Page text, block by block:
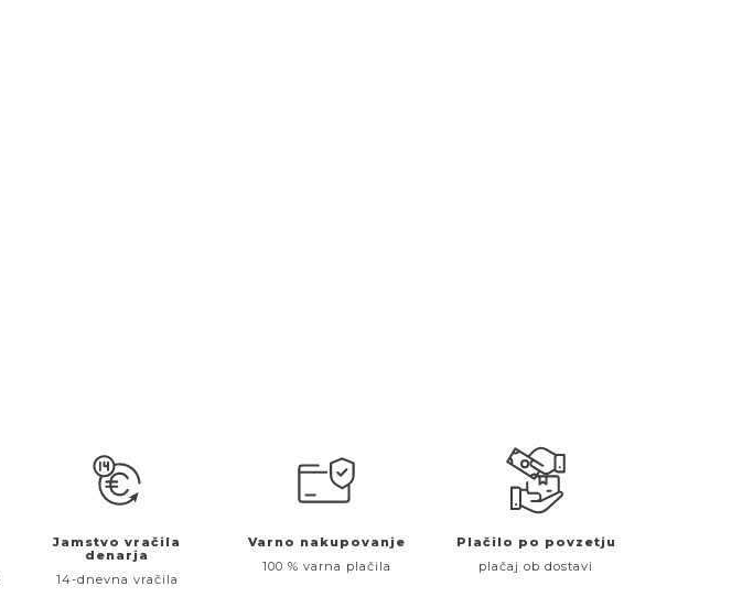
Jamstvo vračila
denarja
14-dnevna vračila
Varno nakupovanje
100 % varna plačila
Plačilo po povzetju
plačaj ob dostavi